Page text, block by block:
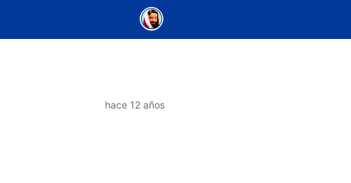
hace 12 años